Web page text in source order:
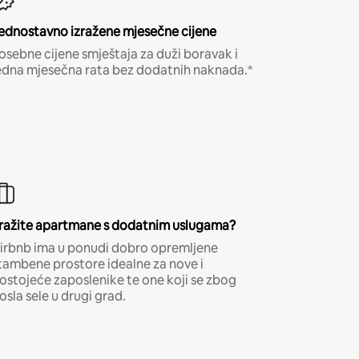
izražene mjesečne cijene
cijene smještaja za duži boravak i
mjesečna rata bez dodatnih naknada.*
apartmane s dodatnim uslugama?
ima u ponudi dobro opremljene
prostore idealne za nove i
zaposlenike te one koji se zbog
sele u drugi grad.